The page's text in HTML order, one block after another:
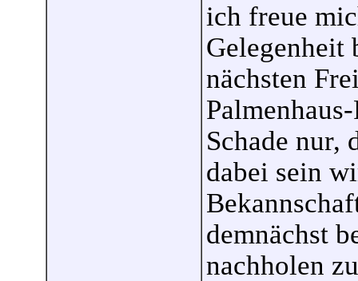
ich freue
Gelegenheit
nächsten
Schade nur,
dabei sein
demnächst
nachholen